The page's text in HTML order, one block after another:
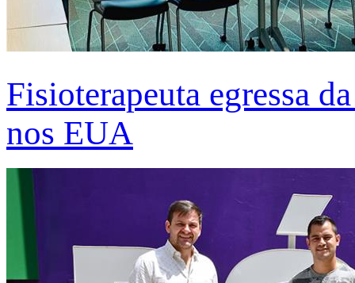
Fisioterapeuta egressa
nos EUA